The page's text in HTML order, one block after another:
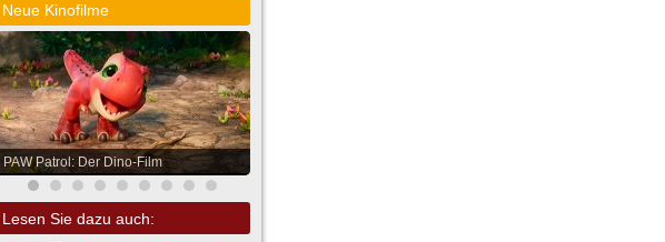
Neue Kinofilme
PAW Patrol: Der Dino-Film
Lesen Sie dazu auch: